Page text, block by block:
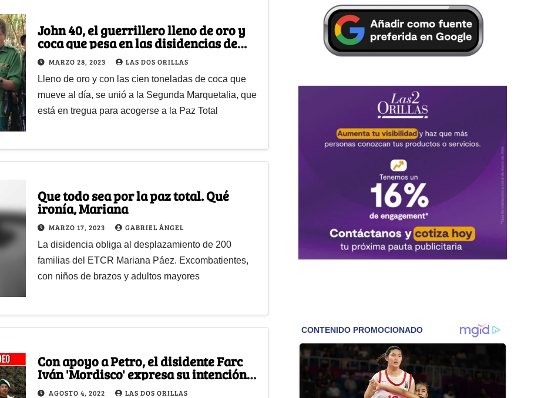
John 40, el guerrillero lleno de oro y
coca que pesa en las disidencias de
Iván Márquez
MARZO 28, 2023 LAS DOS ORILLAS
Lleno de oro y con las cien toneladas de coca que
mueve al día, se unió a la Segunda Marquetalia, que
está en tregua para acogerse a la Paz Total
Que todo sea por la paz total. Qué
ironía, Mariana
MARZO 17, 2023 GABRIEL ÁNGEL
La disidencia obliga al desplazamiento de 200
familias del ETCR Mariana Páez. Excombatientes,
con niños de brazos y adultos mayores
Con apoyo a Petro, el disidente Farc
Iván 'Mordisco' expresa su intención
de hacer pausa en la guerra
AGOSTO 4, 2022 LAS DOS ORILLAS